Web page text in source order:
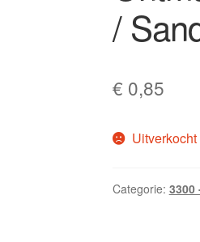
/
€ 0,85
Uitverkocht
Categorie: 3300